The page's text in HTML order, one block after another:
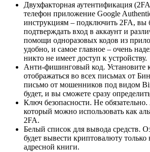
Двухфакторная аутентификация
телефон приложение Google
инструкциям – подключить 2FA, вы
подтверждать вход в аккаунт и
помощи одноразовых кодов из
удобно, и самое главное – очень
никто не имеет доступ к устройству.
Анти-фишинговый код. Установите
отображаться во всех письмах от
письмо от мошенников под видом
будет, и вы сможете сразу
Ключ безопасности. Не
который можно использовать как
2FA.
Белый список для вывода средств.
будет вывести криптовалюту только
адресной книги.